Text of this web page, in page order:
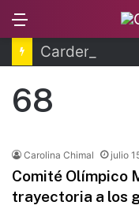
68
Carolina Chimal julio
Comité Olímpico
trayectoria a los